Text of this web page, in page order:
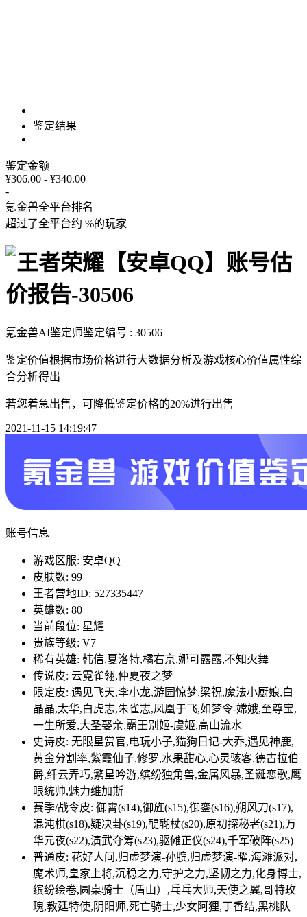
鉴定结果
鉴定金额
¥306.00 - ¥340.00
-
氪金兽全平台排名
超过了全平台约 %的玩家
氪金兽AI鉴定师鉴定编号 : 30506
鉴定价值根据市场价格进行大数据分析及游戏核心价值属性综
合分析得出
若您着急出售，可降低鉴定价格的20%进行出售
2021-11-15 14:19:47
账号信息
游戏区服: 安卓QQ
皮肤数: 99
王者营地ID: 527335447
英雄数: 80
当前段位: 星耀
贵族等级: V7
稀有英雄: 韩信,夏洛特,橘右京,娜可露露,不知火舞
传说皮: 云霓雀翎,仲夏夜之梦
限定皮: 遇见飞天,李小龙,游园惊梦,梁祝,魔法小厨娘,白
晶晶,太华,白虎志,朱雀志,凤凰于飞,如梦令-嫦娥,至尊宝,
一生所爱,大圣娶亲,霸王别姬-虞姬,高山流水
史诗皮: 无限星赏官,电玩小子,猫狗日记-大乔,遇见神鹿,
黄金分割率,紫霞仙子,修罗,水果甜心,心灵骇客,德古拉伯
爵,纤云弄巧,繁星吟游,缤纷独角兽,金属风暴,圣诞恋歌,鹰
眼统帅,魅力维加斯
赛季/战令皮: 御霄(s14),御旌(s15),御銮(s16),朔风刀(s17),
混沌棋(s18),疑决卦(s19),醍醐杖(s20),原初探秘者(s21),万
华元夜(s22),演武夺筹(s23),驱傩正仪(s24),千军破阵(s25)
普通皮: 花好人间,归虚梦演-孙膑,归虚梦演-曜,海滩派对,
魔术师,皇家上将,沉稳之力,守护之力,坚韧之力,化身博士,
缤纷绘卷,圆桌骑士（盾山）,乓乓大师,天使之翼,哥特玫
瑰,教廷特使,阴阳师,死亡骑士,少女阿狸,丁香结,黑桃队